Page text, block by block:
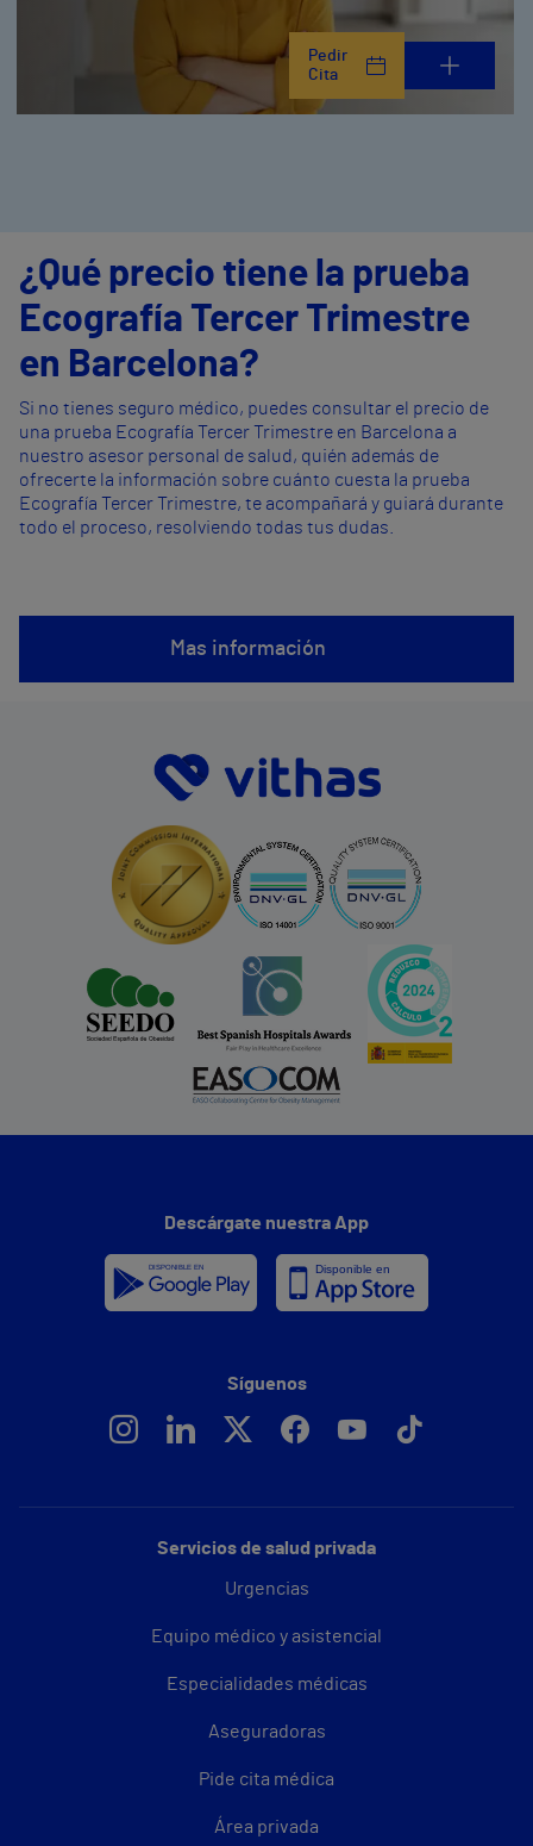
Pedir
Cita
¿Qué precio tiene la prueba
Ecografía Tercer Trimestre
en Barcelona?
Si no tienes seguro médico, puedes consultar el precio de
una prueba Ecografía Tercer Trimestre en Barcelona a
nuestro asesor personal de salud, quién además de
ofrecerte la información sobre cuánto cuesta la prueba
Ecografía Tercer Trimestre, te acompañará y guiará durante
todo el proceso, resolviendo todas tus dudas.
Mas información
Servicios de salud privada
Urgencias
Equipo médico y asistencial
Especialidades médicas
Aseguradoras
Pide cita médica
Área privada
Descárgate nuestra App
Síguenos